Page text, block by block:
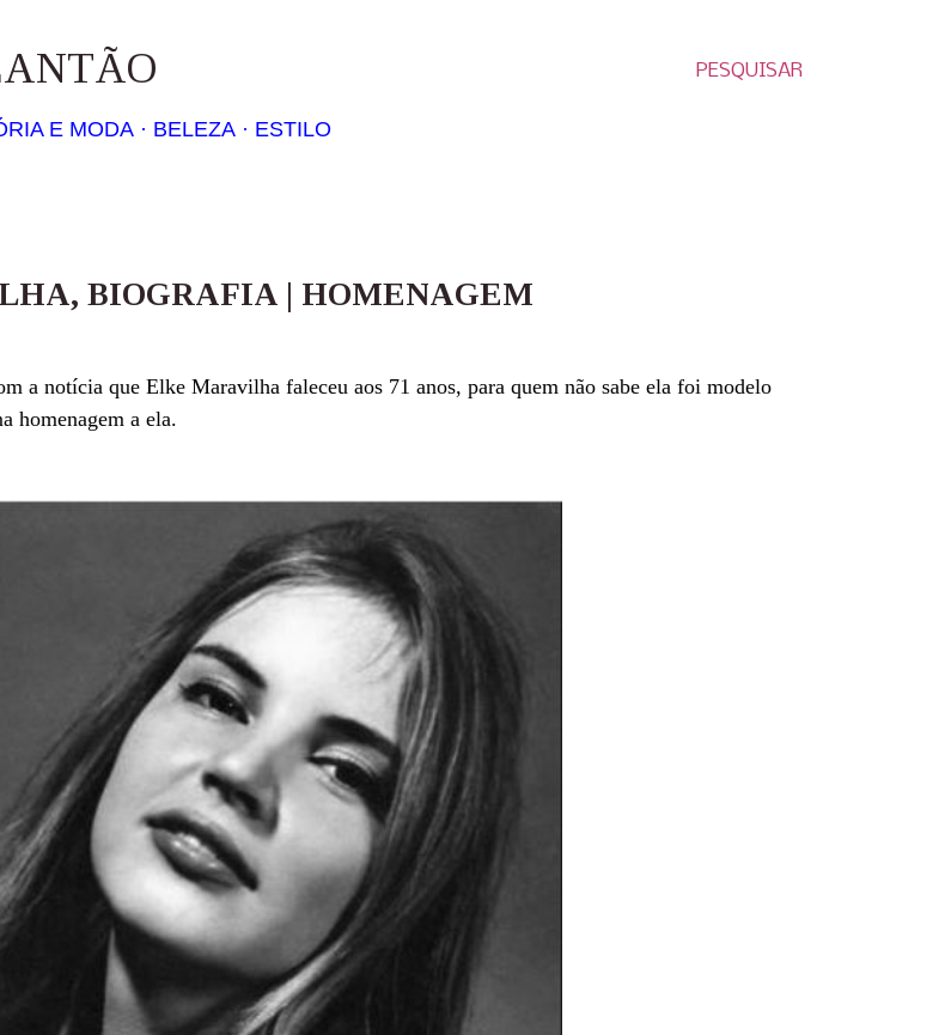
PESQUISAR
E MODA BELEZA ESTILO
BIOGRAFIA | HOMENAGEM
a notícia que Elke Maravilha faleceu aos 71 anos, para quem não sabe ela foi modelo
homenagem a ela.